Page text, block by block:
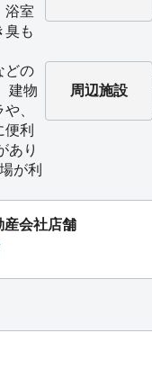
浴室
臭も
どの
建物
、
利
あり
が利
周辺施設
産会社店舗